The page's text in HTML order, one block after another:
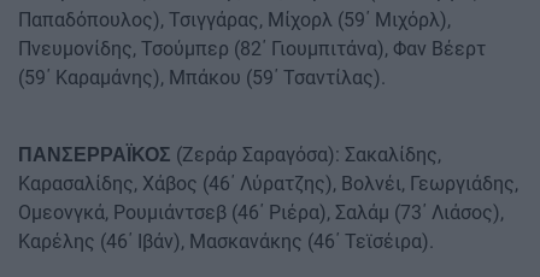
Παπαδόπουλος), Τσιγγάρας, Μίχορλ (59΄ Μιχόρλ),
Πνευμονίδης, Τσούμπερ (82΄ Γιουμπιτάνα), Φαν Βέερτ
(59΄ Καραμάνης), Μπάκου (59΄ Τσαντίλας).
ΠΑΝΣΕΡΡΑΪΚΟΣ (Ζεράρ Σαραγόσα): Σακαλίδης,
Καρασαλίδης, Χάβος (46΄ Λύρατζης), Βολνέι, Γεωργιάδης,
Ομεονγκά, Ρουμιάντσεβ (46΄ Ριέρα), Σαλάμ (73΄ Λιάσος),
Καρέλης (46΄ Ιβάν), Μασκανάκης (46΄ Τεϊσέιρα).